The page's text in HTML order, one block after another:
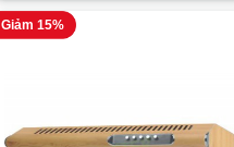
Giảm 15%